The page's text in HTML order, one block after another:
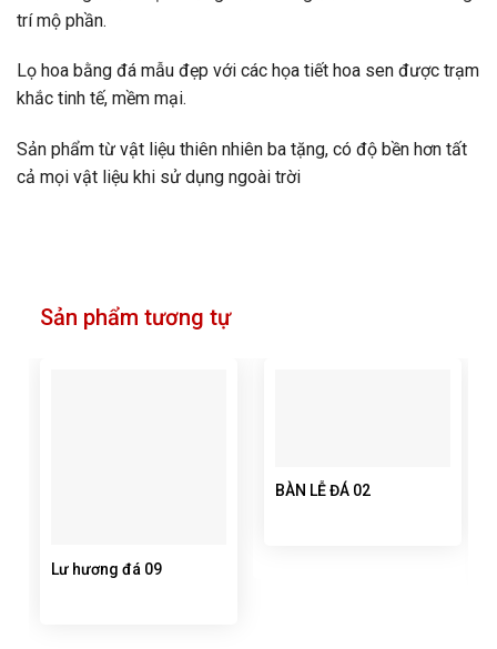
trí mộ phần.
Lọ hoa bằng đá mẫu đẹp với các họa tiết hoa sen được trạm
khắc tinh tế, mềm mại.
Sản phẩm từ vật liệu thiên nhiên ba tặng, có độ bền hơn tất
cả mọi vật liệu khi sử dụng ngoài trời
Sản phẩm tương tự
Lư hương đá 09
BÀN LỄ ĐÁ 02